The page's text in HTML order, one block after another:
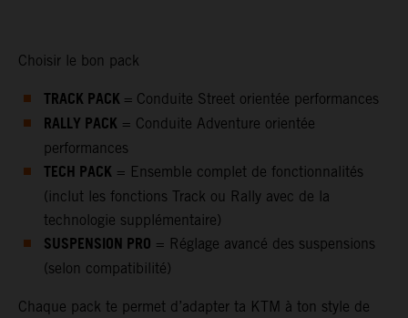
Choisir le bon pack
TRACK PACK = Conduite Street orientée performances
RALLY PACK = Conduite Adventure orientée
performances
TECH PACK = Ensemble complet de fonctionnalités
(inclut les fonctions Track ou Rally avec de la
technologie supplémentaire)
SUSPENSION PRO = Réglage avancé des suspensions
(selon compatibilité)
Chaque pack te permet d’adapter ta KTM à ton style de